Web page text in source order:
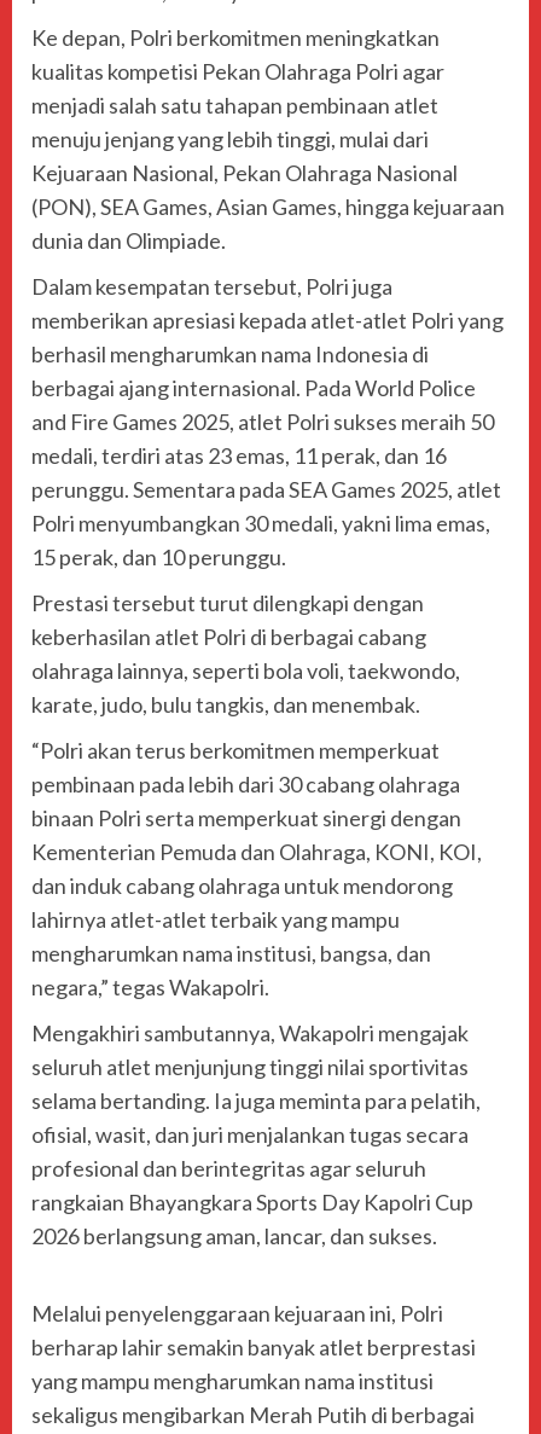
Ke depan, Polri berkomitmen meningkatkan
kualitas kompetisi Pekan Olahraga Polri agar
menjadi salah satu tahapan pembinaan atlet
menuju jenjang yang lebih tinggi, mulai dari
Kejuaraan Nasional, Pekan Olahraga Nasional
(PON), SEA Games, Asian Games, hingga kejuaraan
dunia dan Olimpiade.
Dalam kesempatan tersebut, Polri juga
memberikan apresiasi kepada atlet-atlet Polri yang
berhasil mengharumkan nama Indonesia di
berbagai ajang internasional. Pada World Police
and Fire Games 2025, atlet Polri sukses meraih 50
medali, terdiri atas 23 emas, 11 perak, dan 16
perunggu. Sementara pada SEA Games 2025, atlet
Polri menyumbangkan 30 medali, yakni lima emas,
15 perak, dan 10 perunggu.
Prestasi tersebut turut dilengkapi dengan
keberhasilan atlet Polri di berbagai cabang
olahraga lainnya, seperti bola voli, taekwondo,
karate, judo, bulu tangkis, dan menembak.
“Polri akan terus berkomitmen memperkuat
pembinaan pada lebih dari 30 cabang olahraga
binaan Polri serta memperkuat sinergi dengan
Kementerian Pemuda dan Olahraga, KONI, KOI,
dan induk cabang olahraga untuk mendorong
lahirnya atlet-atlet terbaik yang mampu
mengharumkan nama institusi, bangsa, dan
negara,” tegas Wakapolri.
Mengakhiri sambutannya, Wakapolri mengajak
seluruh atlet menjunjung tinggi nilai sportivitas
selama bertanding. Ia juga meminta para pelatih,
ofisial, wasit, dan juri menjalankan tugas secara
profesional dan berintegritas agar seluruh
rangkaian Bhayangkara Sports Day Kapolri Cup
2026 berlangsung aman, lancar, dan sukses.
Melalui penyelenggaraan kejuaraan ini, Polri
berharap lahir semakin banyak atlet berprestasi
yang mampu mengharumkan nama institusi
sekaligus mengibarkan Merah Putih di berbagai